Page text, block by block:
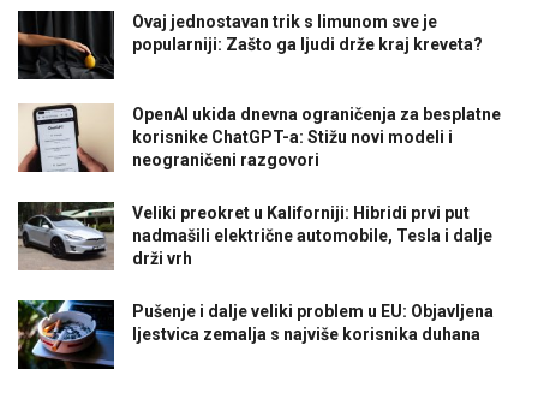
Ovaj jednostavan trik s limunom sve je
popularniji: Zašto ga ljudi drže kraj kreveta?
OpenAI ukida dnevna ograničenja za besplatne
korisnike ChatGPT-a: Stižu novi modeli i
neograničeni razgovori
Veliki preokret u Kaliforniji: Hibridi prvi put
nadmašili električne automobile, Tesla i dalje
drži vrh
Pušenje i dalje veliki problem u EU: Objavljena
ljestvica zemalja s najviše korisnika duhana